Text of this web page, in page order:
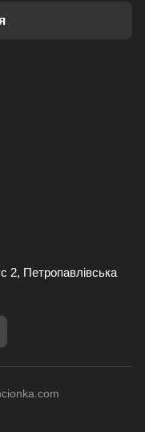
2, Петропавлівська